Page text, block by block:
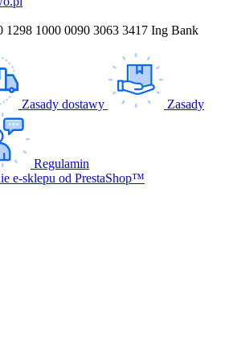
1298 1000 0090 3063 3417 Ing Bank
Zasady dostawy Zasady
Regulamin
e-sklepu od PrestaShop™